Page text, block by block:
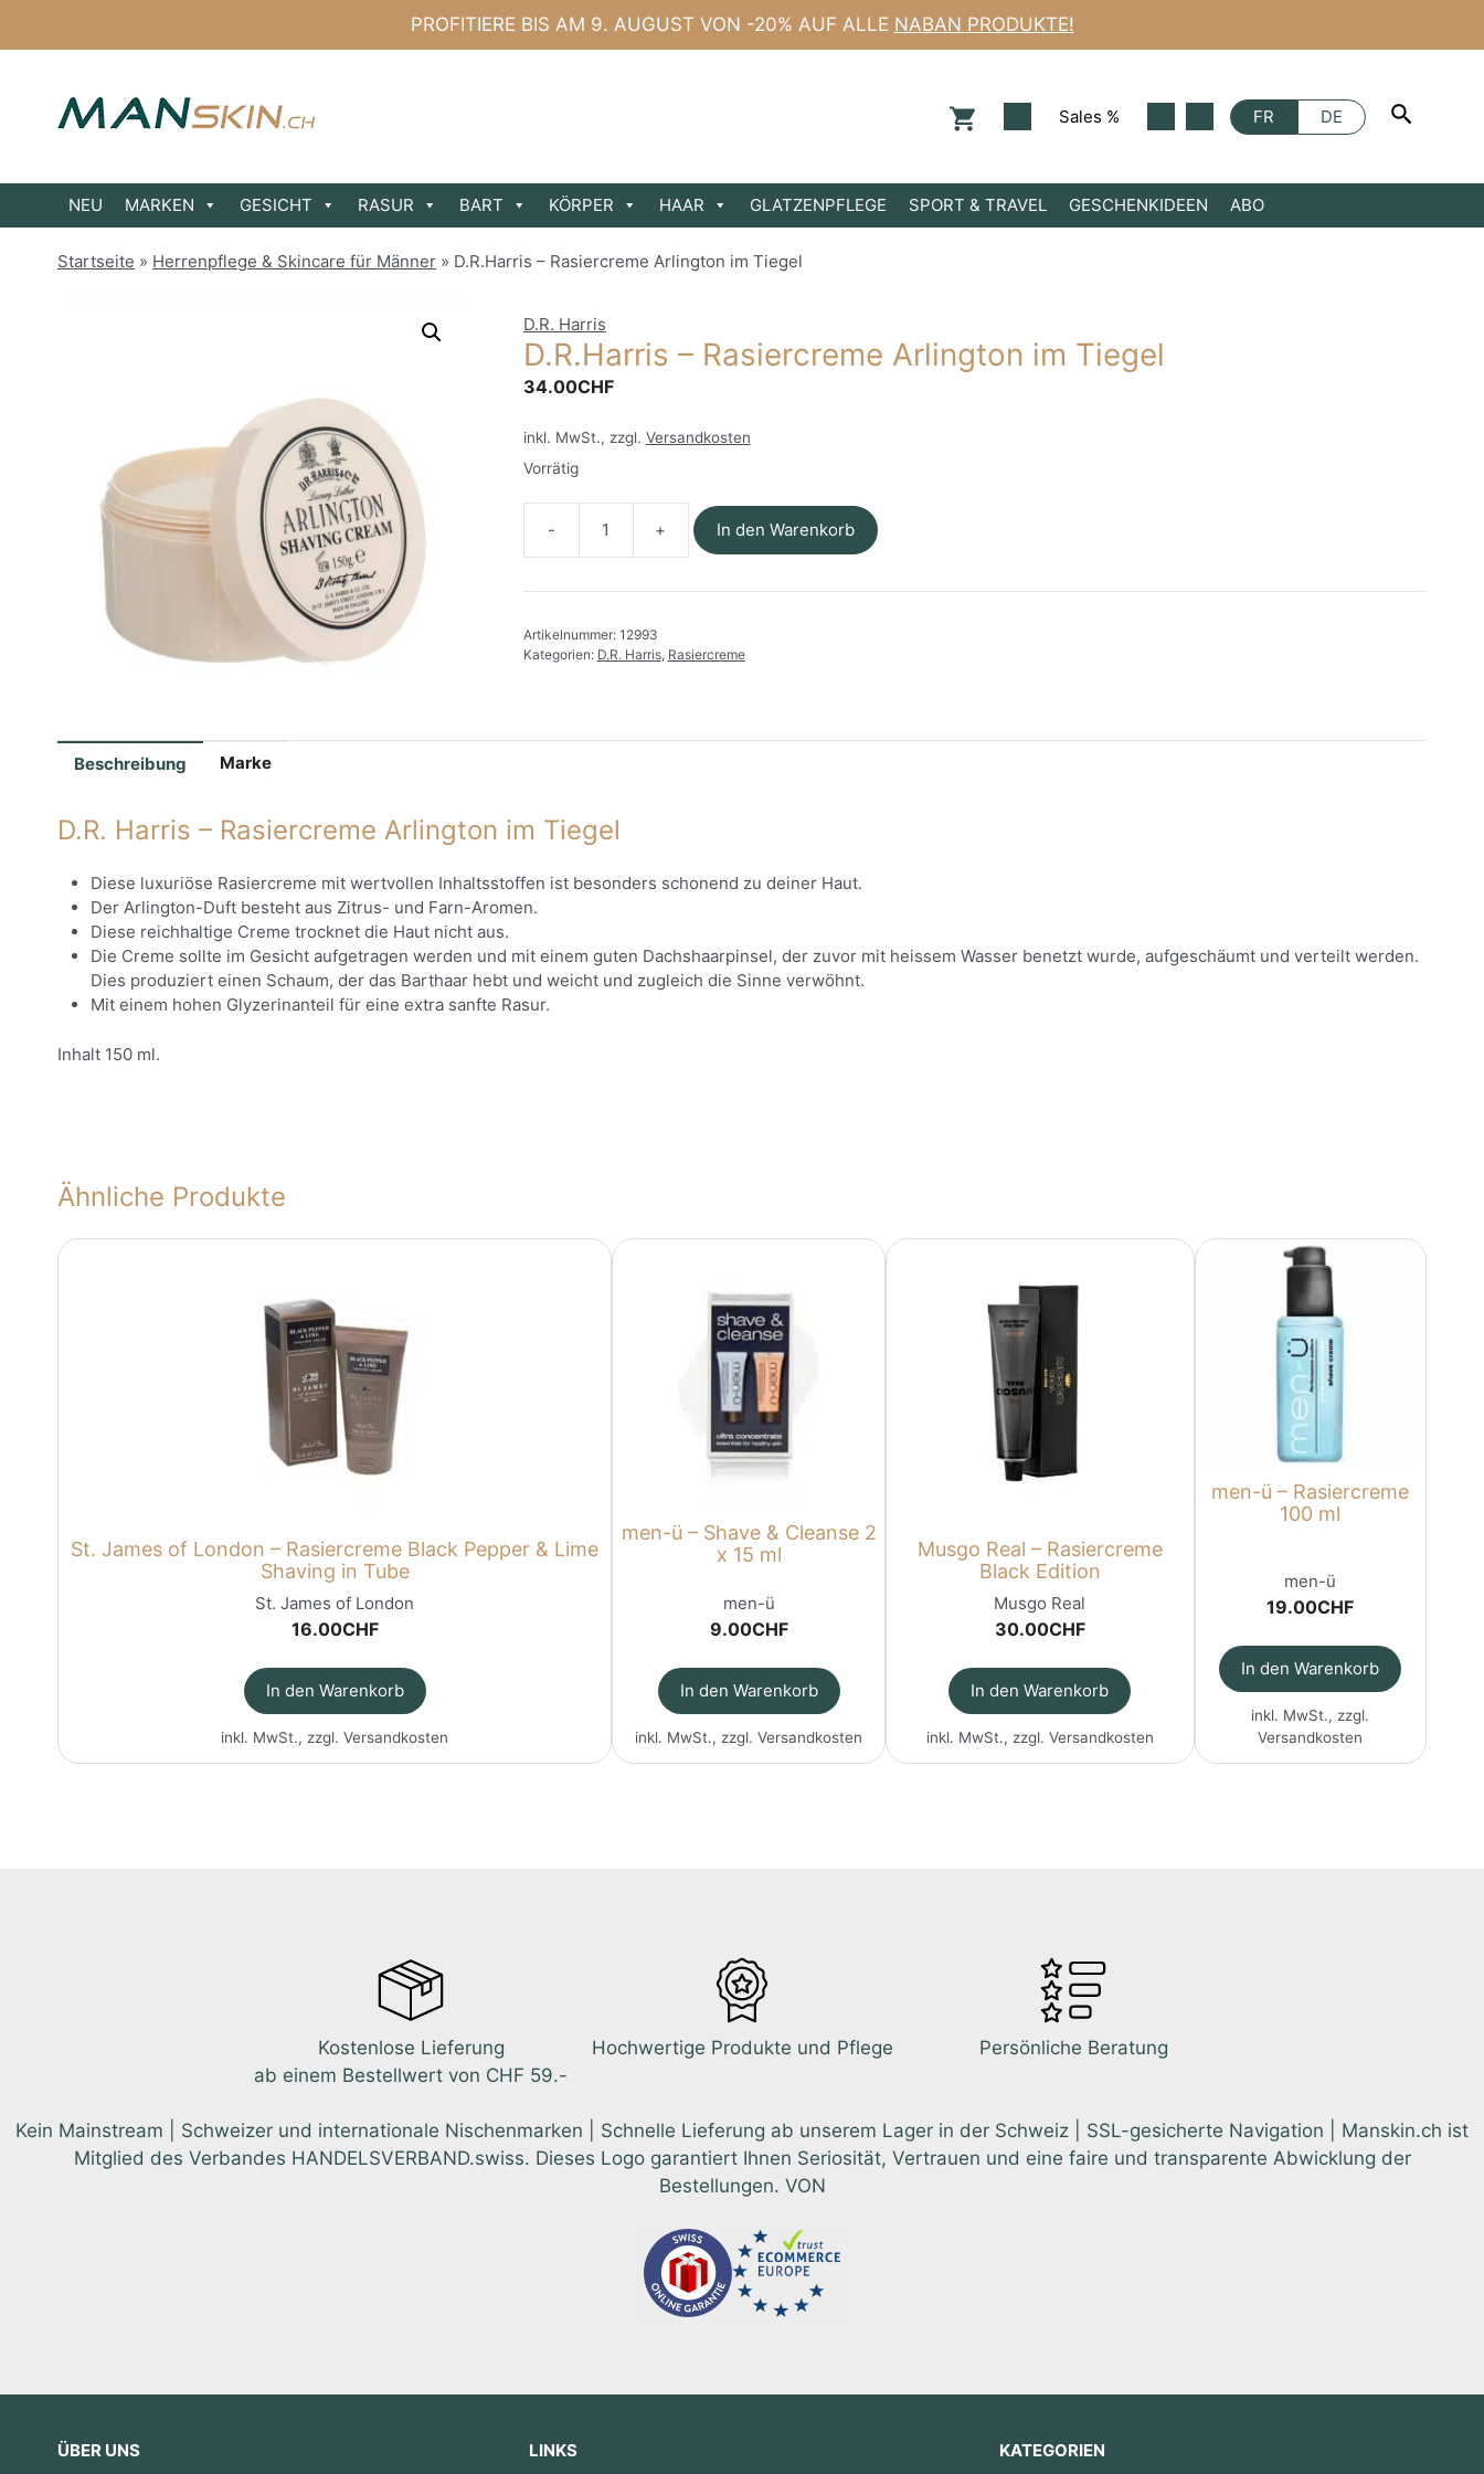
PROFITIERE BIS AM 9. AUGUST VON -20% AUF ALLE NABAN PRODUKTE!
Sales % FR DE
NEU MARKEN GESICHT RASUR BART KÖRPER HAAR GLATZENPFLEGE SPORT & TRAVEL GESCHENKIDEEN ABO
Startseite » Herrenpflege & Skincare für Männer » D.R.Harris – Rasiercreme Arlington im Tiegel
D.R. Harris
D.R.Harris – Rasiercreme Arlington im Tiegel
34.00CHF
inkl. MwSt., zzgl. Versandkosten
Vorrätig
-
Rasiercreme
im
Tiegel
In den Warenkorb
Artikelnummer: 12993
Kategorien: D.R. Harris, Rasiercreme
Beschreibung Marke
D.R. Harris – Rasiercreme Arlington im Tiegel
Diese luxuriöse Rasiercreme mit wertvollen Inhaltsstoffen ist besonders schonend zu deiner Haut.
Der Arlington-Duft besteht aus Zitrus- und Farn-Aromen.
Diese reichhaltige Creme trocknet die Haut nicht aus.
Die Creme sollte im Gesicht aufgetragen werden und mit einem guten Dachshaarpinsel, der zuvor mit heissem Wasser benetzt wurde, aufgeschäumt und verteilt werden.
Dies produziert einen Schaum, der das Barthaar hebt und weicht und zugleich die Sinne verwöhnt.
Mit einem hohen Glyzerinanteil für eine extra sanfte Rasur.
Inhalt 150 ml.
Ähnliche Produkte
St. James of London – Rasiercreme Black Pepper & Lime
Shaving in Tube
St. James of London
16.00CHF
In den Warenkorb
inkl. MwSt., zzgl.Versandkosten
men-ü – Shave & Cleanse 2
x 15 ml
men-ü
9.00CHF
In den Warenkorb
inkl. MwSt., zzgl.Versandkosten
Musgo Real – Rasiercreme
Black Edition
Musgo Real
30.00CHF
In den Warenkorb
inkl. MwSt., zzgl. Versandkosten
men-ü – Rasiercreme
100 ml
men-ü
19.00CHF
In den Warenkorb
inkl. MwSt., zzgl.
Versandkosten
Kostenlose Lieferung
ab einem Bestellwert von CHF 59.-
Hochwertige Produkte und Pflege Persönliche Beratung
Kein Mainstream | Schweizer und internationale Nischenmarken | Schnelle Lieferung ab unserem Lager in der Schweiz | SSL-gesicherte Navigation | Manskin.ch ist
Mitglied des Verbandes HANDELSVERBAND.swiss. Dieses Logo garantiert Ihnen Seriosität, Vertrauen und eine faire und transparente Abwicklung der
Bestellungen. VON
ÜBER UNS LINKS KATEGORIEN
im